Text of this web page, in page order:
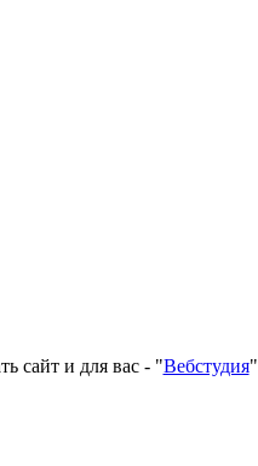
сайт и для вас - "Вебстудия"